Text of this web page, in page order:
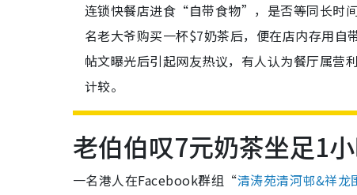
连锁快餐店进食“自带食物”，是否等同长时
名老大爷购买一杯$7奶茶后，便在店内存用
帖文曝光后引起网友热议，有人认为餐厅属营
计较。
老伯伯叹7元奶茶坐足1
一名港人在Facebook群组“清涛苑清河邨&祥龙